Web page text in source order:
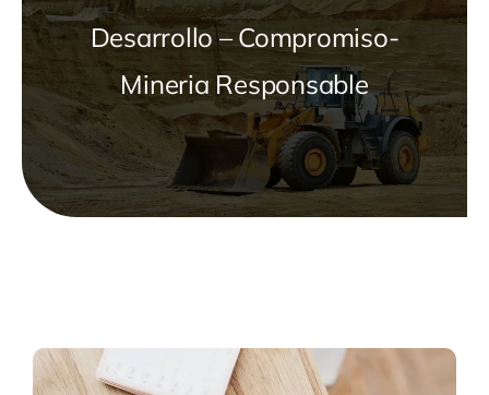
Desarrollo – Compromiso-
Mineria Responsable